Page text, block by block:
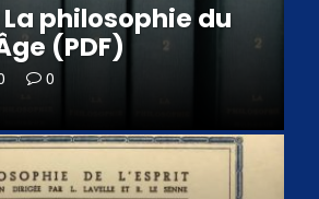
philosophie du
(PDF)
0